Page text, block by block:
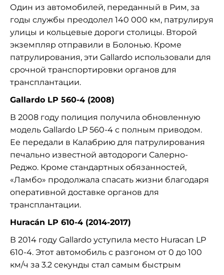
Один из автомобилей, переданный в Рим, за
годы службы преодолел 140 000 км, патрулируя
улицы и кольцевые дороги столицы. Второй
экземпляр отправили в Болонью. Кроме
патрулирования, эти Gallardo использовали для
срочной транспортировки органов для
трансплантации.
Gallardo LP 560-4 (2008)
В 2008 году полиция получила обновленную
модель Gallardo LP 560-4 с полным приводом.
Ее передали в Калабрию для патрулирования
печально известной автодороги Салерно-
Реджо. Кроме стандартных обязанностей,
«Ламбо» продолжала спасать жизни благодаря
оперативной доставке органов для
трансплантации.
Huracán LP 610-4 (2014-2017)
В 2014 году Gallardo уступила место Huracan LP
610-4. Этот автомобиль с разгоном от 0 до 100
км/ч за 3.2 секунды стал самым быстрым